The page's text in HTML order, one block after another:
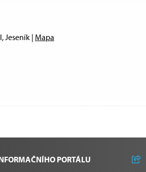
Jeseník | Mapa
PORTÁLU